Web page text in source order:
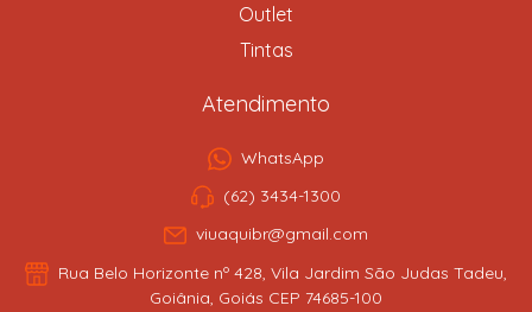
Outlet
Tintas
Atendimento
WhatsApp
(62) 3434-1300
viuaquibr@gmail.com
Rua Belo Horizonte nº 428, Vila Jardim São Judas Tadeu,
Goiânia, Goiás CEP 74685-100